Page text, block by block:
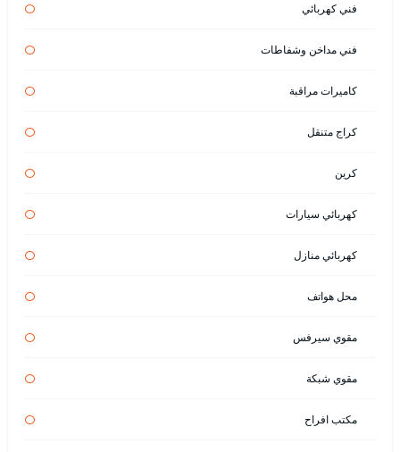
فني كهربائي
فني مداخن وشفاطات
كاميرات مراقبة
كراج متنقل
كرين
كهربائي سيارات
كهربائي منازل
محل هواتف
مقوي سيرفس
مقوي شبكة
مكتب افراح